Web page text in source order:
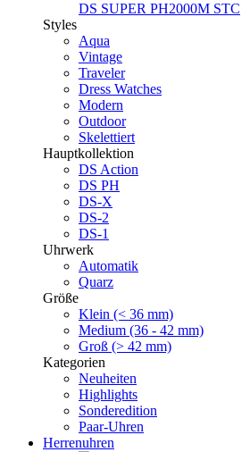
DS SUPER PH2000M STC
Styles
Aqua
Vintage
Traveler
Dress Watches
Modern
Outdoor
Skelettiert
Hauptkollektion
DS Action
DS PH
DS-X
DS-2
DS-1
Uhrwerk
Automatik
Quarz
Größe
Klein (< 36 mm)
Medium (36 - 42 mm)
Groß (> 42 mm)
Kategorien
Neuheiten
Highlights
Sonderedition
Paar-Uhren
Herrenuhren